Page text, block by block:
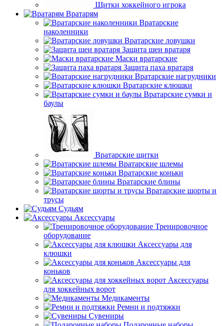
Щитки хоккейного игрока
Вратарям
Вратарские
наколенники
Вратарские ловушки
Защита шеи вратаря
Маски вратарские
Защита паха вратаря
Вратарские нагрудники
Вратарские клюшки
Вратарские сумки и
баулы
Вратарские щитки
Вратарские шлемы
Вратарские коньки
Вратарские блины
Вратарские шорты и
трусы
Судьям
Аксессуары
Тренировочное
оборудование
Аксессуары для
клюшки
Аксессуары для
коньков
Аксессуары
для хоккейных ворот
Медикаменты
Ремни и подтяжки
Сувениры